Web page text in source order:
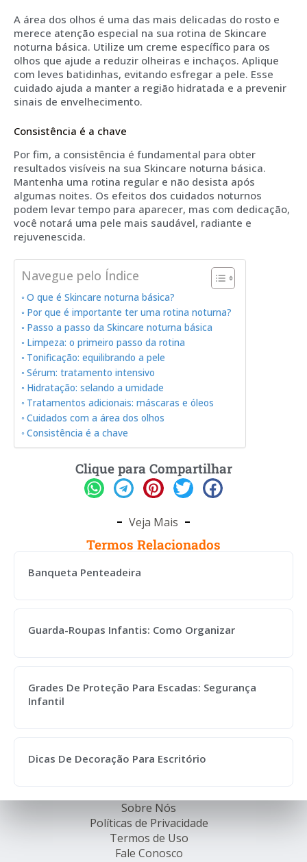
A área dos olhos é uma das mais delicadas do rosto e
merece atenção especial na sua rotina de Skincare
noturna básica. Utilize um creme específico para os
olhos que ajude a reduzir olheiras e inchaços. Aplique
com leves batidinhas, evitando esfregar a pele. Esse
cuidado ajuda a manter a região hidratada e a prevenir
sinais de envelhecimento.
Consistência é a chave
Por fim, a consistência é fundamental para obter
resultados visíveis na sua Skincare noturna básica.
Mantenha uma rotina regular e não desista após
algumas noites. Os efeitos dos cuidados noturnos
podem levar tempo para aparecer, mas com dedicação,
você notará uma pele mais saudável, radiante e
rejuvenescida.
Navegue pelo Índice
O que é Skincare noturna básica?
Por que é importante ter uma rotina noturna?
Passo a passo da Skincare noturna básica
Limpeza: o primeiro passo da rotina
Tonificação: equilibrando a pele
Sérum: tratamento intensivo
Hidratação: selando a umidade
Tratamentos adicionais: máscaras e óleos
Cuidados com a área dos olhos
Consistência é a chave
Clique para Compartilhar
Veja Mais
Termos Relacionados
Banqueta Penteadeira
Guarda-Roupas Infantis: Como Organizar
Grades De Proteção Para Escadas: Segurança
Infantil
Dicas De Decoração Para Escritório
Sobre Nós
Políticas de Privacidade
Termos de Uso
Fale Conosco